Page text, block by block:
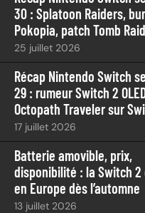
30 : Splatoon Raiders,
Pokopia, patch Tomb
25 juillet 2026
Récap Nintendo Switch
29 : rumeur Switch 2
Octopath Traveler sur
17 juillet 2026
Batterie amovible, prix,
disponibilité : la Switch 2
en Europe dès l’automne
13 juillet 2026